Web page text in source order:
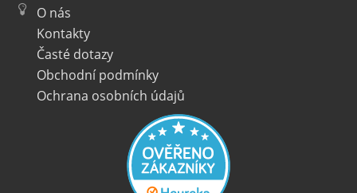
O nás
Kontakty
Časté dotazy
Obchodní podmínky
Ochrana osobních údajů